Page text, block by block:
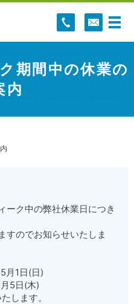
期間中の休業の
内
ーク中の弊社休業日につき
すのでお知らせいたしま
月1日(日)
5日(木)
します。